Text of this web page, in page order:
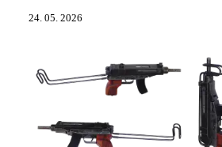
24. 05. 2026